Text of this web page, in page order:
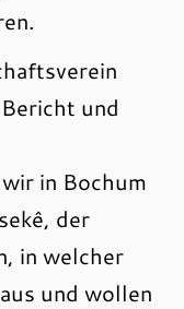
und
in Bochum
der
in welcher
und wollen